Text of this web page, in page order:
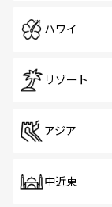
ハワイ
リゾート
アジア
中近東